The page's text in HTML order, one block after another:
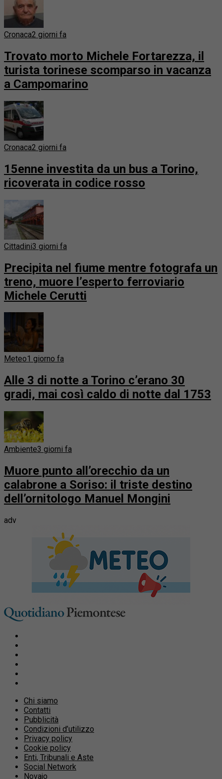
Cronaca2 giorni fa
Trovato morto Michele Fortarezza, il
turista torinese scomparso in vacanza
a Campomarino
Cronaca2 giorni fa
15enne investita da un bus a Torino,
ricoverata in codice rosso
Cittadini3 giorni fa
Precipita nel fiume mentre fotografa un
treno, muore l’esperto ferroviario
Michele Cerutti
Meteo1 giorno fa
Alle 3 di notte a Torino c’erano 30
gradi, mai così caldo di notte dal 1753
Ambiente3 giorni fa
Muore punto all’orecchio da un
calabrone a Soriso: il triste destino
dell’ornitologo Manuel Mongini
adv
Chi siamo
Contatti
Pubblicità
Condizioni d’utilizzo
Privacy policy
Cookie policy
Enti, Tribunali e Aste
Social Network
Novajo